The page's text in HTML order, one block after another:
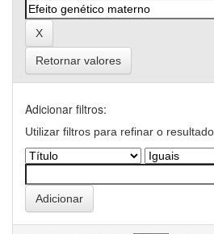
Retornar valores
Adicionar filtros:
Utilizar filtros para refinar o